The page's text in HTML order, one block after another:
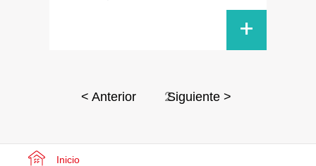
+
< Anterior 2Siguiente >
Inicio